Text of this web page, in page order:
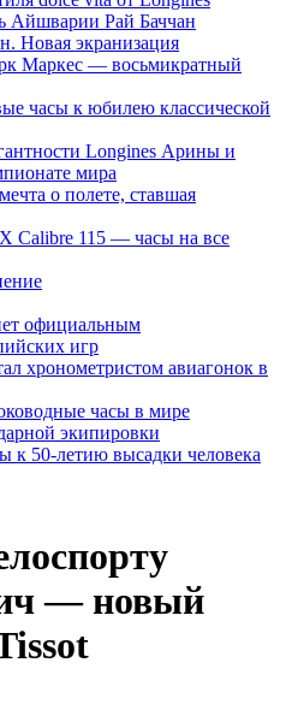
Айшварии Рай Баччан
Новая экранизация
Маркес — восьмикратный
часы к юбилею классической
Longines Арины и
мира
о полете, ставшая
Calibre 115 — часы на все
официальным
игр
хронометристом авиагонок в
часы в мире
экипировки
к 50-летию высадки человека
— новый